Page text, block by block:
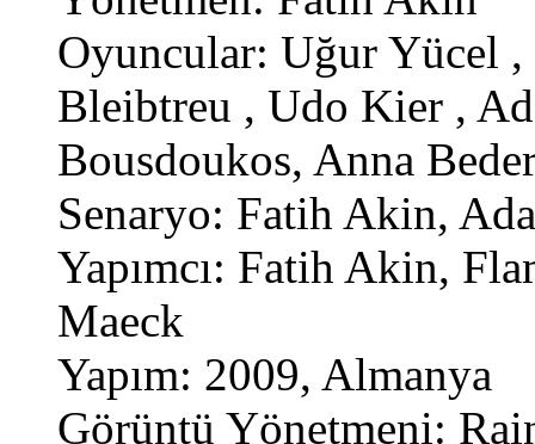
Oyuncular: Uğur Yücel
Bleibtreu , Udo Kier ,
Bousdoukos, Anna
Senaryo: Fatih Akin,
Yapımcı: Fatih Akin,
Maeck
Yapım: 2009, Almanya
Görüntü Yönetmeni: